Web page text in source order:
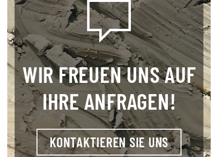
WIR FREUEN UNS AUF
IHRE ANFRAGEN!
KONTAKTIEREN SIE UNS